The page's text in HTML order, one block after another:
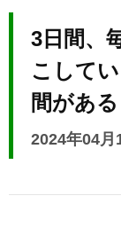
3日間、
こして
間がある
2024年04月